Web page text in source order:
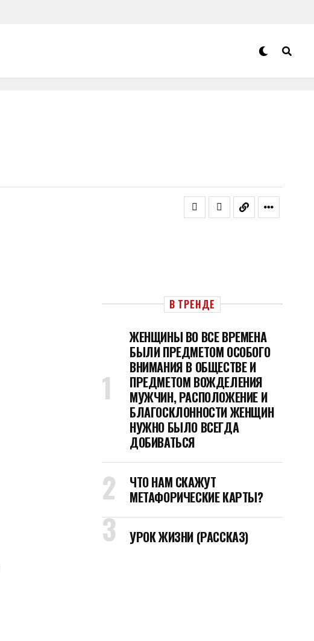
В ТРЕНДЕ
ЖЕНЩИНЫ ВО ВСЕ ВРЕМЕНА
БЫЛИ ПРЕДМЕТОМ ОСОБОГО
ВНИМАНИЯ В ОБЩЕСТВЕ И
ПРЕДМЕТОМ ВОЖДЕЛЕНИЯ
МУЖЧИН, РАСПОЛОЖЕНИЕ И
БЛАГОСКЛОННОСТИ ЖЕНЩИН
НУЖНО БЫЛО ВСЕГДА
ДОБИВАТЬСЯ
ЧТО НАМ СКАЖУТ
МЕТАФОРИЧЕСКИЕ КАРТЫ?
УРОК ЖИЗНИ (РАССКАЗ)